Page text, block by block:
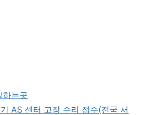
하는곳
AS 센터 고장 수리 접수(전국 서